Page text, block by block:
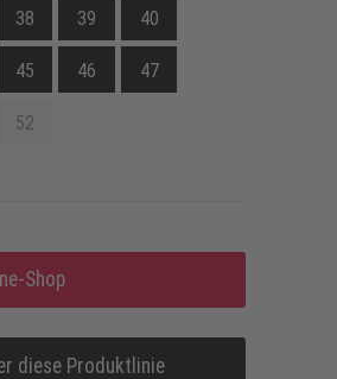
38 39 40
45 46 47
52
Shop
diese Produktlinie